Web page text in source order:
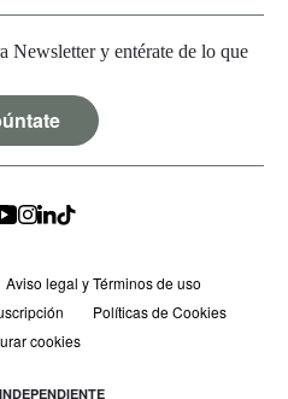
Newsletter y entérate de lo que
Aviso legal y Términos de uso
Políticas de Cookies
cookies